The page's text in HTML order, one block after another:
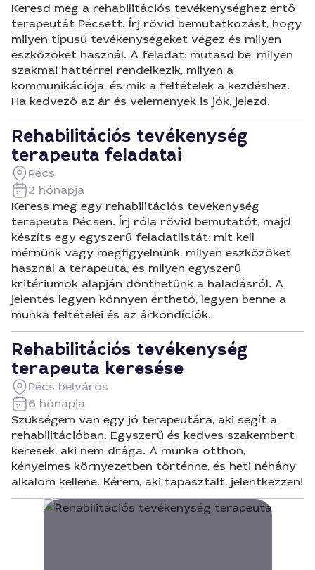
Keresd meg a rehabilitációs tevékenységhez értő
terapeutát Pécsett. Írj rövid bemutatkozást, hogy
milyen típusú tevékenységeket végez és milyen
eszközöket használ. A feladat: mutasd be, milyen
szakmai háttérrel rendelkezik, milyen a
kommunikációja, és mik a feltételek a kezdéshez.
Ha kedvező az ár és vélemények is jók, jelezd.
Rehabilitációs tevékenység
terapeuta feladatai
Pécs
2 hónapja
Keress meg egy rehabilitációs tevékenység
terapeuta Pécsen. Írj róla rövid bemutatót, majd
készíts egy egyszerű feladatlistát: mit kell
mérnünk vagy megfigyelnünk, milyen eszközöket
használ a terapeuta, és milyen egyszerű
kritériumok alapján dönthetünk a haladásról. A
jelentés legyen könnyen érthető, legyen benne a
munka feltételei és az árkondíciók.
Rehabilitációs tevékenység
terapeuta keresése
Pécs belváros
6 hónapja
Szükségem van egy jó terapeutára, aki segít a
rehabilitációban. Egyszerű és kedves szakembert
keresek, aki nem drága. A munka otthon,
kényelmes környezetben történne, és heti néhány
alkalom kellene. Kérem, aki tapasztalt, jelentkezzen!